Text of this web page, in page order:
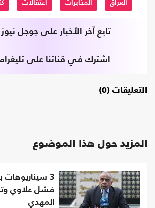
العراق المخابرات اعتقالات
تابع آخر الأخبار على جوجل نيوز
اشترك في قناتنا على
التعليقات (0)
المزيد حول هذا الموضوع
3 سيناريوهات
فشل علاوي
المهدي